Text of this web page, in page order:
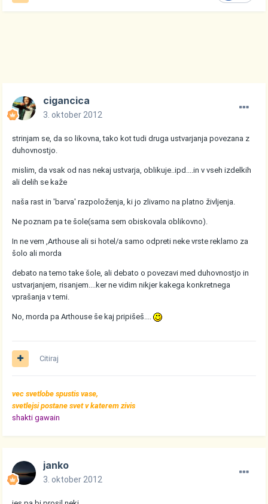
cigancica
3. oktober 2012
strinjam se, da so likovna, tako kot tudi druga ustvarjanja povezana z
duhovnostjo.
mislim, da vsak od nas nekaj ustvarja, oblikuje..ipd....in v vseh izdelkih
ali delih se kaže
naša rast in 'barva' razpoloženja, ki jo zlivamo na platno življenja.
Ne poznam pa te šole(sama sem obiskovala oblikovno).
In ne vem ,Arthouse ali si hotel/a samo odpreti neke vrste reklamo za
šolo ali morda
debato na temo take šole, ali debato o povezavi med duhovnostjo in
ustvarjanjem, risanjem....ker ne vidim nikjer kakega konkretnega
vprašanja v temi.
No, morda pa Arthouse še kaj pripišeš....
Citiraj
vec svetlobe spustis vase,
svetlejsi postane svet v katerem zivis
shakti gawain
janko
3. oktober 2012